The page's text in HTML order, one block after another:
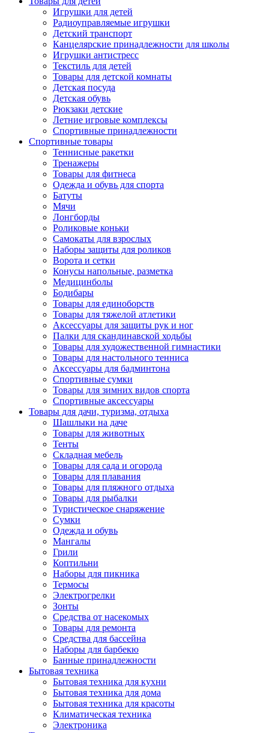
Игрушки для детей
Радиоуправляемые игрушки
Детский транспорт
Канцелярские принадлежности для школы
Игрушки антистресс
Текстиль для детей
Товары для детской комнаты
Детская посуда
Детская обувь
Рюкзаки детские
Летние игровые комплексы
Спортивные принадлежности
Спортивные товары
Теннисные ракетки
Тренажеры
Товары для фитнеса
Одежда и обувь для спорта
Батуты
Мячи
Лонгборды
Роликовые коньки
Самокаты для взрослых
Наборы защиты для роликов
Ворота и сетки
Конусы напольные, разметка
Медицинболы
Бодибары
Товары для единоборств
Товары для тяжелой атлетики
Аксессуары для защиты рук и ног
Палки для скандинавской ходьбы
Товары для художественной гимнастики
Товары для настольного тенниса
Аксессуары для бадминтона
Спортивные сумки
Товары для зимних видов спорта
Спортивные аксессуары
Товары для дачи, туризма, отдыха
Шашлыки на даче
Товары для животных
Тенты
Складная мебель
Товары для сада и огорода
Товары для плавания
Товары для пляжного отдыха
Товары для рыбалки
Туристическое снаряжение
Сумки
Одежда и обувь
Мангалы
Грили
Коптильни
Наборы для пикника
Термосы
Электрогрелки
Зонты
Средства от насекомых
Товары для ремонта
Средства для бассейна
Наборы для барбекю
Банные принадлежности
Бытовая техника
Бытовая техника для кухни
Бытовая техника для дома
Бытовая техника для красоты
Климатическая техника
Электроника